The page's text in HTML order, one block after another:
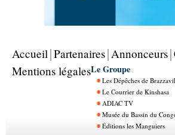
Accueil Partenaires Annonceurs
Mentions légalesLe Groupe
Les Dépêches de
Le Courrier de Kinshasa
ADIAC TV
Musée du Bassin du
Éditions les Manguiers